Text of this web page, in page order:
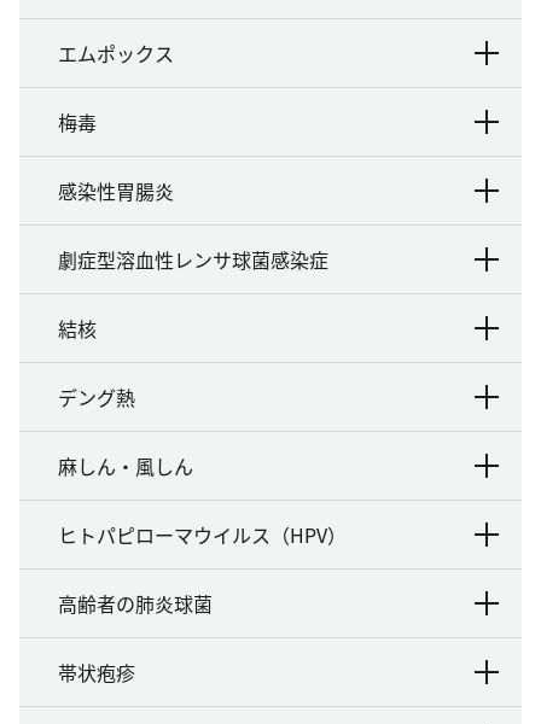
エムポックス
梅毒
感染性胃腸炎
劇症型溶血性レンサ球菌感染症
結核
デング熱
麻しん・風しん
ヒトパピローマウイルス（HPV）
高齢者の肺炎球菌
帯状疱疹